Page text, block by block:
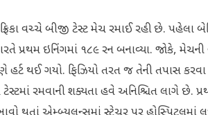
વચ્ચે બીજી ટેસ્ટ મેચ રમાઈ રહી છે. પહેલા
પ્રથમ ઇનિંગમાં ૧૮૯ રન બનાવ્યા. જોકે,
હર્ટ થઈ ગયો. ફિઝિયો તરત જ તેની તપાસ
રમવાની શક્યતા હવે અનિશ્ચિત લાગે છે.